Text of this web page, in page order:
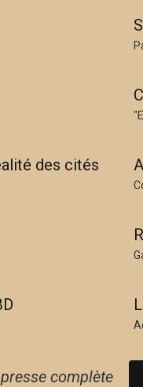
des cités
complète